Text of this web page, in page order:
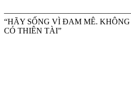
“HÃY SỐNG VÌ ĐAM MÊ.
CÓ THIÊN TÀI”